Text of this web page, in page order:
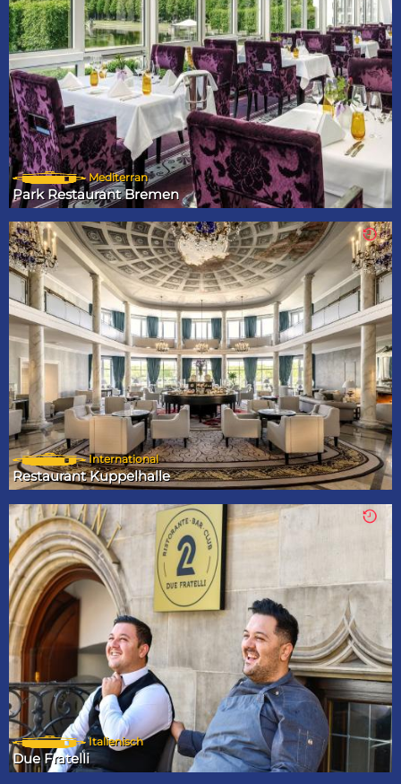
Mediterran
Park Restaurant Bremen
International
Restaurant Kuppelhalle
Italienisch
Due Fratelli